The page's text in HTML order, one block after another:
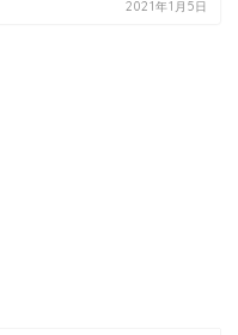
2021年1月5日